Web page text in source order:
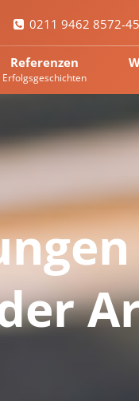
0211 9462 8572-45
Referenzen
Erfolgsgeschichten